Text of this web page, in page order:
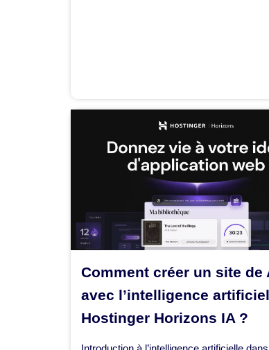
Comment créer un site de
avec l’intelligence
Hostinger Horizons IA ?